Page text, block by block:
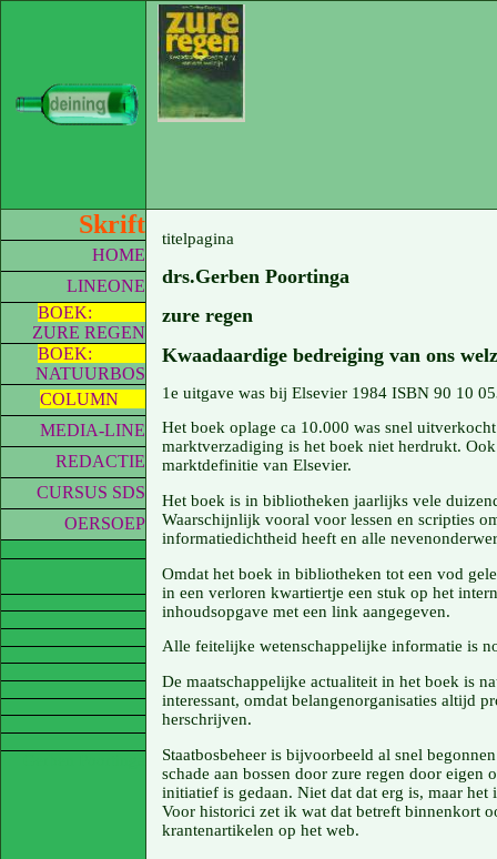
Skrift
HOME
LINEONE
BOEK:
ZURE REGEN
BOEK:
NATUURBOS
COLUMN
MEDIA-LINE
REDACTIE
CURSUS SDS
OERSOEP
titelpagina
drs.Gerben Poortinga
zure regen
Kwaadaardige bedreiging van ons
1e uitgave was bij Elsevier 1984 ISBN 90 10
Het boek oplage ca 10.000 was snel
marktverzadiging is het boek niet herdrukt.
marktdefinitie van Elsevier.
Het boek is in bibliotheken jaarlijks vele
Waarschijnlijk vooral voor lessen en scripties
informatiedichtheid heeft en alle
Omdat het boek in bibliotheken tot een vod
in een verloren kwartiertje een stuk op het
inhoudsopgave met een link aangegeven.
Alle feitelijke wetenschappelijke informatie is
De maatschappelijke actualiteit in het boek is
interessant, omdat belangenorganisaties altijd
herschrijven.
Staatbosbeheer is bijvoorbeeld al snel
schade aan bossen door zure regen door eigen
initiatief is gedaan. Niet dat dat erg is, maar het
Voor historici zet ik wat dat betreft binnenkort
krantenartikelen op het web.